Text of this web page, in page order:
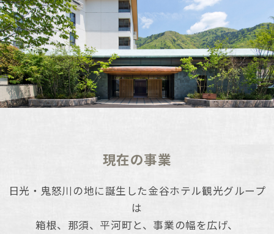
現在の事業
日光・鬼怒川の地に誕生した金谷ホテル観光グループ
は
箱根、那須、平河町と、事業の幅を広げ、